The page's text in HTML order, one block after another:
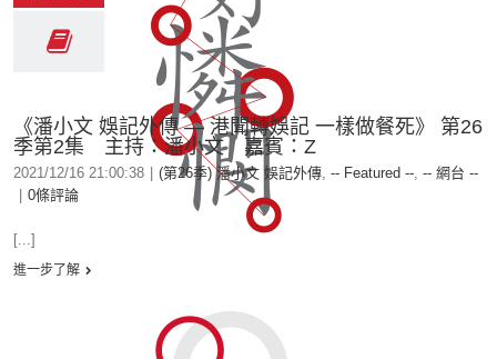
《潘小文 娛記外傳 — 港聞轉娛記 一樣做餐死》 第26
季第2集 主持：潘小文 嘉賓：Z
2021/12/16 21:00:38 (第26季) 潘小文 娛記外傳, -- Featured --, -- 網台 --
0條評論
[...]
進一步了解